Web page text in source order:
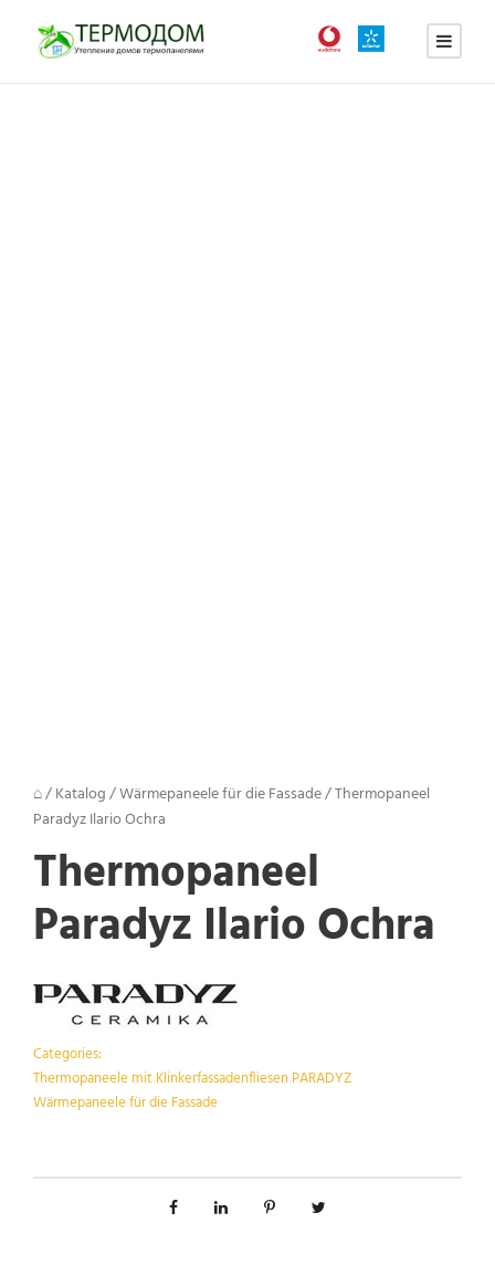
⌂/Katalog/Wärmepaneele für die Fassade/Thermopaneel
Paradyz Ilario Ochra
Thermopaneel
Paradyz Ilario Ochra
Categories:
Thermopaneele mit Klinkerfassadenfliesen PARADYZ
Wärmepaneele für die Fassade